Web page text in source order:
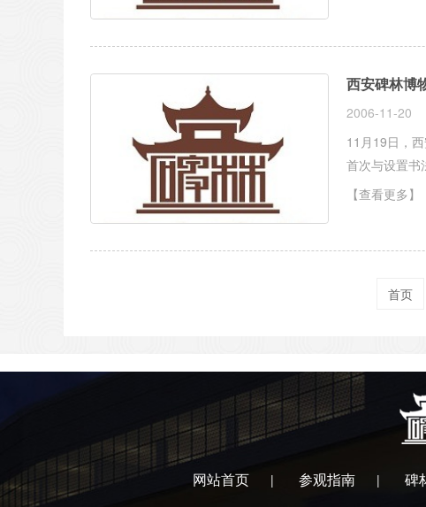
西安碑林博
2006-11-20
11月19日，
首次与设置书
【查看更多】
首页
网站首页 | 参观指南 | 碑